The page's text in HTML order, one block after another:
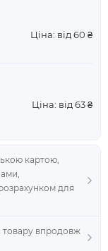
картою,
для
Ціна: від 60 ₴
Ціна: від 63 ₴
товару впродовж